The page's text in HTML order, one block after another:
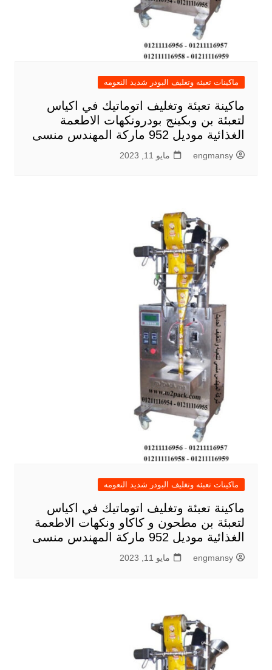
ماكينات تعبئه وتغليف البودر شديد النعومه
ماكينة تعبئة وتغليف اتوماتيك في اكياس
لتعبئة بن وبكينج بودرونكهات الاطعمة
الغذائية موديل 952 ماركة المهندس منسى
engmansy مايو 11, 2023
ماكينات تعبئه وتغليف البودر شديد النعومه
ماكينة تعبئة وتغليف اتوماتيك في اكياس
لتعبئة بن مطحون و كاكاو ونكهات الاطعمة
الغذائية موديل 952 ماركة المهندس منسى
engmansy مايو 11, 2023